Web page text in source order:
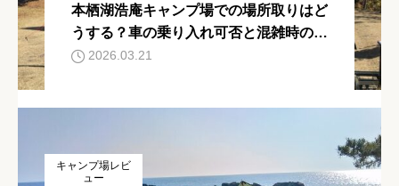
本栖湖浩庵キャンプ場での場所取りはど
うする？車の乗り入れ可否と混雑時の攻
略法を解説
2026.03.21
キャンプ場レビ
ュー